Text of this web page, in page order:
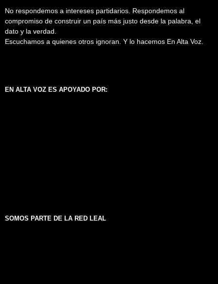
No respondemos a intereses partidarios. Respondemos al
compromiso de construir un país más justo desde la palabra, el
dato y la verdad.
Escuchamos a quienes otros ignoran. Y lo hacemos En Alta Voz.
EN ALTA VOZ ES APOYADO POR:
SOMOS PARTE DE LA RED LEAL